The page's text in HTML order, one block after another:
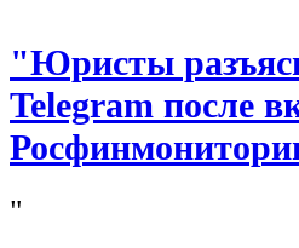
"Юристы
Telegram после
"